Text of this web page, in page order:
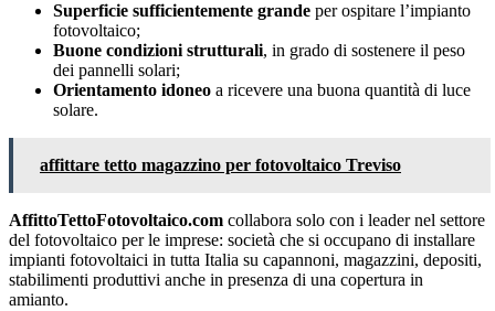
Superficie sufficientemente grande per ospitare l’impianto
fotovoltaico;
Buone condizioni strutturali, in grado di sostenere il peso
dei pannelli solari;
Orientamento idoneo a ricevere una buona quantità di luce
solare.
affittare tetto magazzino per fotovoltaico Treviso
AffittoTettoFotovoltaico.com collabora solo con i leader nel settore
del fotovoltaico per le imprese: società che si occupano di installare
impianti fotovoltaici in tutta Italia su capannoni, magazzini, depositi,
stabilimenti produttivi anche in presenza di una copertura in
amianto.